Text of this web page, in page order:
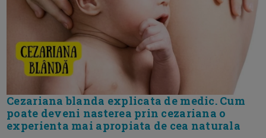
Cezariana blanda explicata de medic. Cum
poate deveni nasterea prin cezariana o
experienta mai apropiata de cea naturala